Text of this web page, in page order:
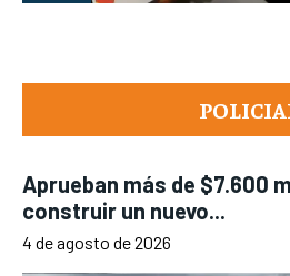
Aprueban más de $7.600
construir un nuevo...
4 de agosto de 2026